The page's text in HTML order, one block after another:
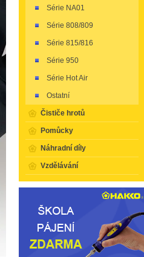
Série NA01
Série 808/809
Série 815/816
Série 950
Série Hot Air
Ostatní
Čističe hrotů
Pomůcky
Náhradní díly
Vzdělávání